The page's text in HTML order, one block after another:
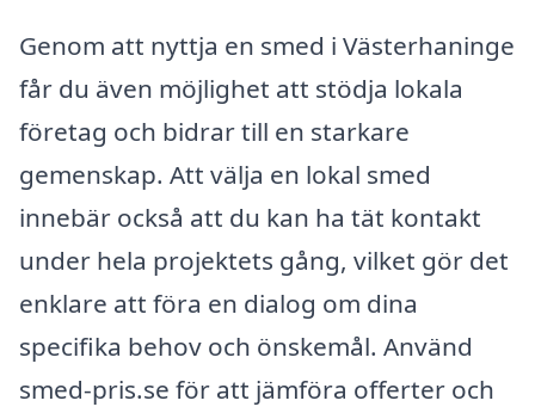
Genom att nyttja en smed i Västerhaninge
får du även möjlighet att stödja lokala
företag och bidrar till en starkare
gemenskap. Att välja en lokal smed
innebär också att du kan ha tät kontakt
under hela projektets gång, vilket gör det
enklare att föra en dialog om dina
specifika behov och önskemål. Använd
smed-pris.se för att jämföra offerter och